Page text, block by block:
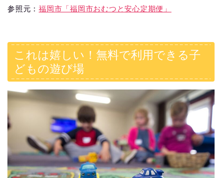
参照元：福岡市「福岡市おむつと安心定期便」
これは嬉しい！無料で利用できる子
どもの遊び場